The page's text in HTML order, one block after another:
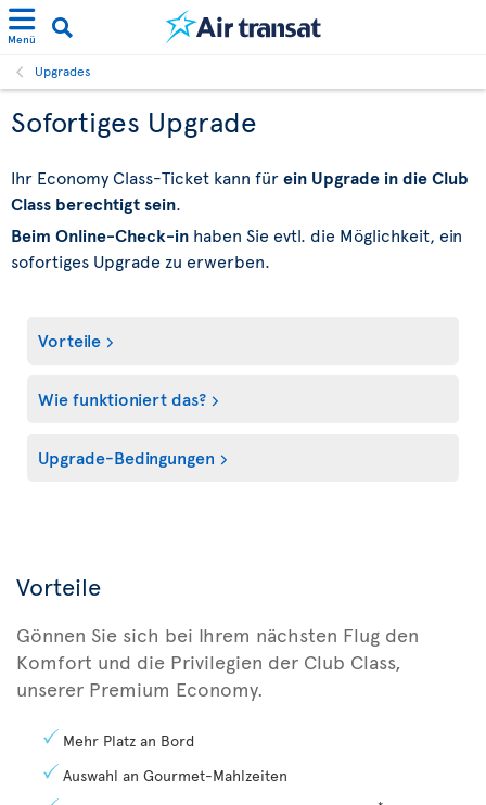
Menü
Upgrades
Sofortiges Upgrade
Ihr Economy Class-Ticket kann fürein Upgrade in die Club
Class berechtigt sein.
Beim Online-Check-in haben Sie evtl. die Möglichkeit, ein
sofortiges Upgrade zu erwerben.
Vorteile
Wie funktioniert das?
Upgrade-Bedingungen
Vorteile
Gönnen Sie sich bei Ihrem nächsten Flug den
Komfort und die Privilegien der Club Class,
unserer Premium Economy.
Mehr Platz an Bord
Auswahl an Gourmet-Mahlzeiten